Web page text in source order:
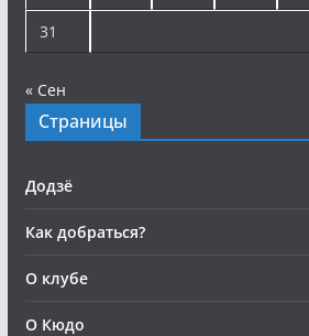
31
« Сен
Страницы
Додзё
Как добраться?
О клубе
О Кюдо